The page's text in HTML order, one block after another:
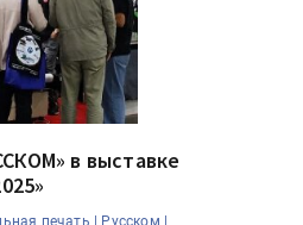
в выставке
печать | Русском |